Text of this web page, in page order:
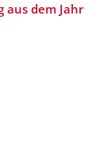
aus dem Jahr